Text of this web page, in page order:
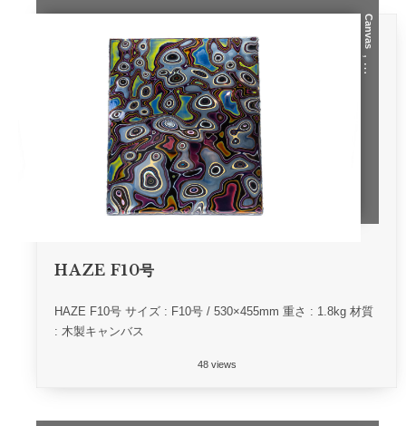
Canvas
, …
HAZE F10号
HAZE F10号 サイズ : F10号 / 530×455mm 重さ : 1.8kg 材質
: 木製キャンバス
48 views